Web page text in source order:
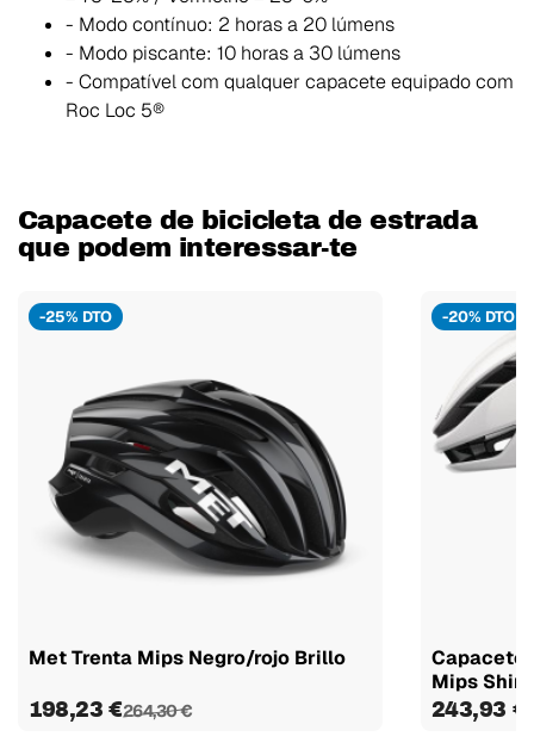
- Modo contínuo: 2 horas a 20 lúmens
- Modo piscante: 10 horas a 30 lúmens
- Compatível com qualquer capacete equipado com
Roc Loc 5®
Capacete de bicicleta de estrada
que podem interessar-te
-25% DTO
Met Trenta Mips Negro/rojo Brillo
198,23 €264,30 €
-20% DTO
Capacete
Mips
243,93 €